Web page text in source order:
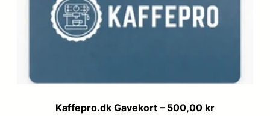
Kaffepro.dk Gavekort – 500,00 kr